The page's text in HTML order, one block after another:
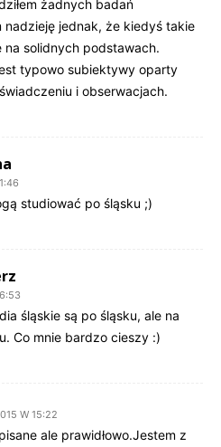
żadnych badań
nadzieję jednak, że kiedyś takie
na solidnych podstawach.
typowo subiektywy oparty
i obserwacjach.
studiować po śląsku ;)
śląskie są po śląsku, ale na
Co mnie bardzo cieszy :)
W 15:22
ale prawidłowo.Jestem z